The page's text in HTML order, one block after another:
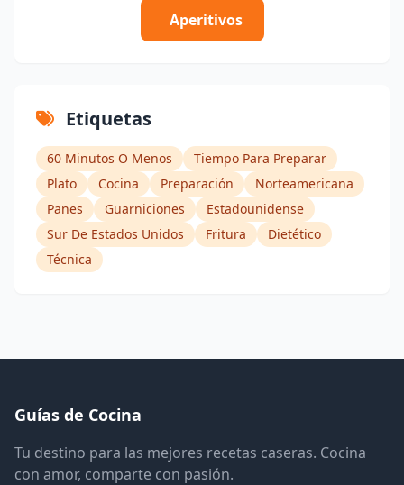
Aperitivos
Etiquetas
60 Minutos O Menos
Tiempo Para Preparar
Plato
Cocina Preparación
Norteamericana
Panes
Guarniciones
Estadounidense
Sur De Estados Unidos
Fritura
Dietético
Técnica
Guías de Cocina
Tu destino para las mejores recetas caseras. Cocina
con amor, comparte con pasión.